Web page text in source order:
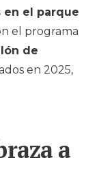
en el parque
el programa
de
en 2025,
a